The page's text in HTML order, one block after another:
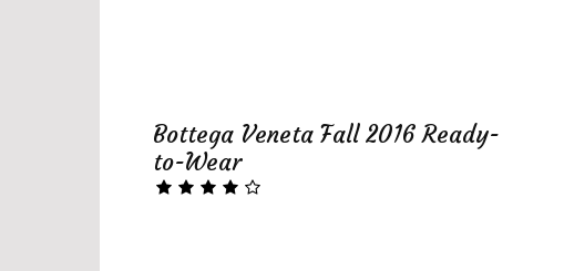
Bottega Veneta Fall 2016 Ready-
to-Wear